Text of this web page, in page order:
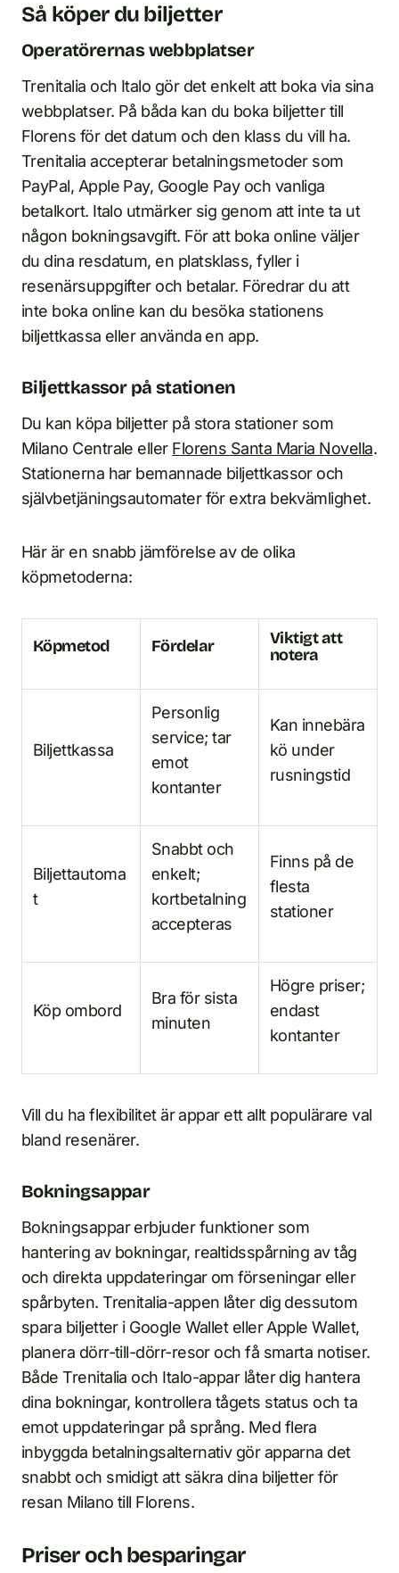
Så köper du biljetter
Operatörernas webbplatser
Trenitalia och Italo gör det enkelt att boka via sina
webbplatser. På båda kan du boka biljetter till
Florens för det datum och den klass du vill ha.
Trenitalia accepterar betalningsmetoder som
PayPal, Apple Pay, Google Pay och vanliga
betalkort. Italo utmärker sig genom att inte ta ut
någon bokningsavgift. För att boka online väljer
du dina resdatum, en platsklass, fyller i
resenärsuppgifter och betalar. Föredrar du att
inte boka online kan du besöka stationens
biljettkassa eller använda en app.
Biljettkassor på stationen
Du kan köpa biljetter på stora stationer som
Milano Centrale eller Florens Santa Maria Novella.
Stationerna har bemannade biljettkassor och
självbetjäningsautomater för extra bekvämlighet.
Här är en snabb jämförelse av de olika
köpmetoderna:
Köpmetod Fördelar
Viktigt att
notera
Biljettkassa
Personlig
service; tar
emot
kontanter
Kan innebära
kö under
rusningstid
Biljettautoma
t
Snabbt och
enkelt;
kortbetalning
accepteras
Finns på de
flesta
stationer
Köp ombord
Bra för sista
minuten
Högre priser;
endast
kontanter
Vill du ha flexibilitet är appar ett allt populärare val
bland resenärer.
Bokningsappar
Bokningsappar erbjuder funktioner som
hantering av bokningar, realtidsspårning av tåg
och direkta uppdateringar om förseningar eller
spårbyten. Trenitalia-appen låter dig dessutom
spara biljetter i Google Wallet eller Apple Wallet,
planera dörr-till-dörr-resor och få smarta notiser.
Både Trenitalia och Italo-appar låter dig hantera
dina bokningar, kontrollera tågets status och ta
emot uppdateringar på språng. Med flera
inbyggda betalningsalternativ gör apparna det
snabbt och smidigt att säkra dina biljetter för
resan Milano till Florens.
Priser och besparingar